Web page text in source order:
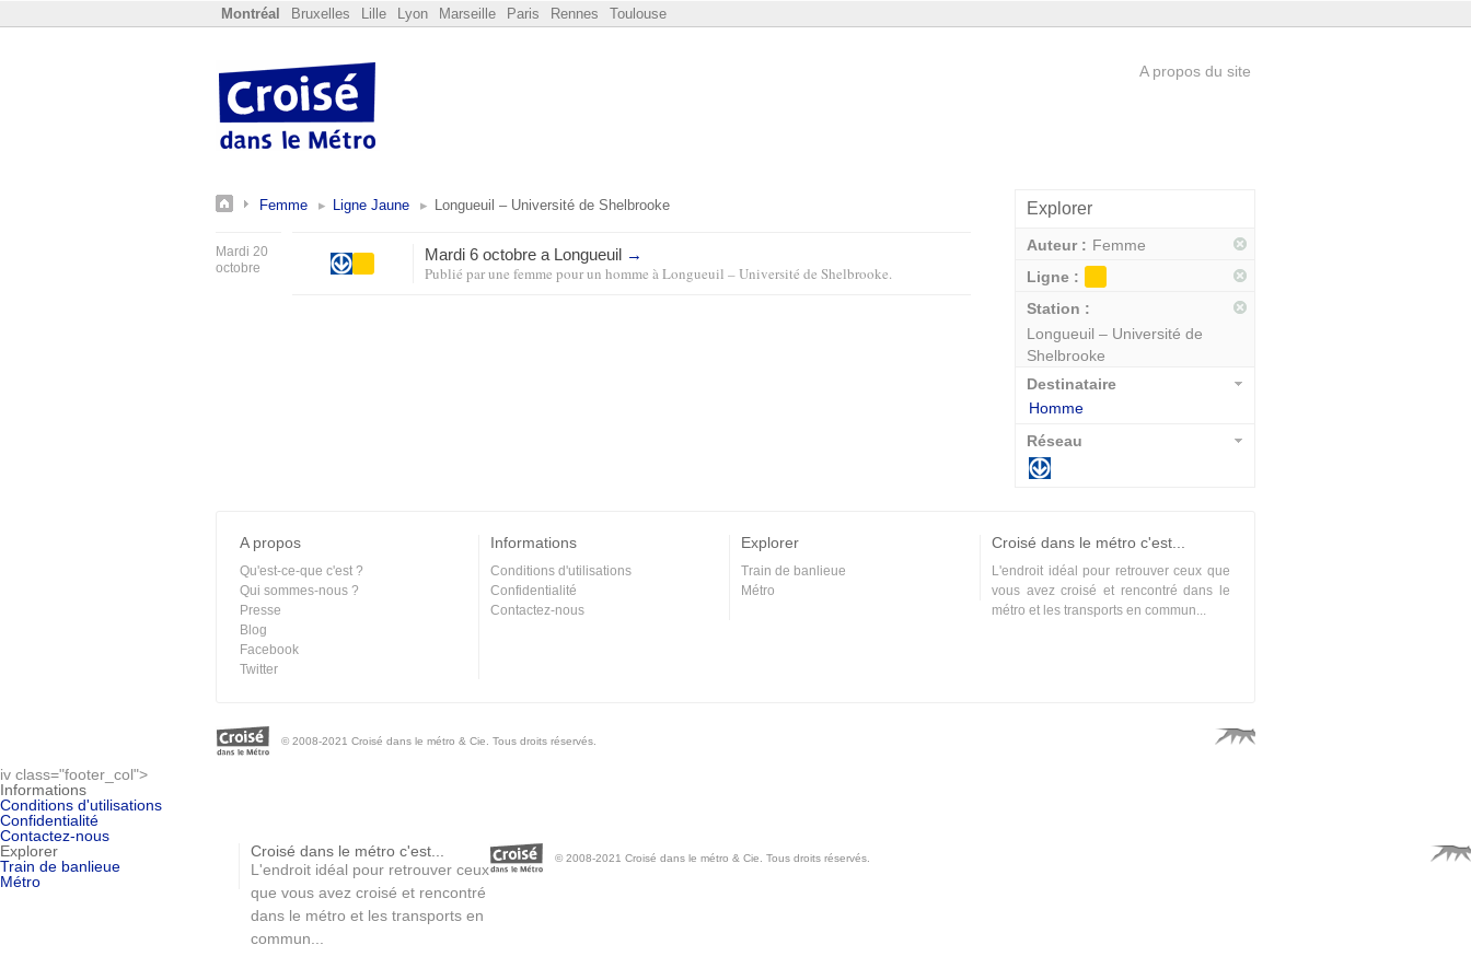
Montréal Bruxelles Lille Lyon Marseille Paris Rennes Toulouse
A propos du site
Femme Ligne Jaune Longueuil – Université de Shelbrooke
Mardi 20
octobre
Mardi 6 octobre a Longueuil →
Publié parune femme pour un homme àLongueuil – Université de Shelbrooke.
Explorer
Auteur : Femme
Ligne :
Station :
Longueuil – Université de
Shelbrooke
Destinataire
Homme
Réseau
A propos
Qu'est-ce-que c'est ?
Qui sommes-nous ?
Presse
Blog
Facebook
Twitter
Informations
Conditions d'utilisations
Confidentialité
Contactez-nous
Explorer
Train de banlieue
Métro
Croisé dans le métro c'est...
L'endroit idéal pour retrouver ceux que
vous avez croisé et rencontré dans le
métro et les transports en commun...
© 2008-2021 Croisé dans le métro & Cie. Tous droits réservés.
iv class="footer_col">
Informations
Conditions d'utilisations
Confidentialité
Contactez-nous
Explorer
Train de banlieue
Métro
Croisé dans le métro c'est...
L'endroit idéal pour retrouver ceux
que vous avez croisé et rencontré
dans le métro et les transports en
commun...
© 2008-2021 Croisé dans le métro & Cie. Tous droits réservés.